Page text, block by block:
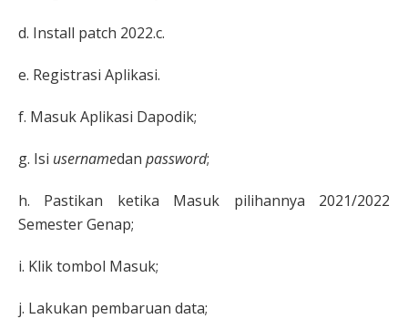
d. Install patch 2022.c.
e. Registrasi Aplikasi.
f. Masuk Aplikasi Dapodik;
g. Isi usernamedan password;
h. Pastikan ketika Masuk pilihannya 2021/2022
Semester Genap;
i. Klik tombol Masuk;
j. Lakukan pembaruan data;